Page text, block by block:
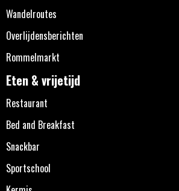
Wandelroutes
Overlijdensberichten
Rommelmarkt
Eten & vrijetijd
Restaurant
Bed and Breakfast
Snackbar
Sportschool